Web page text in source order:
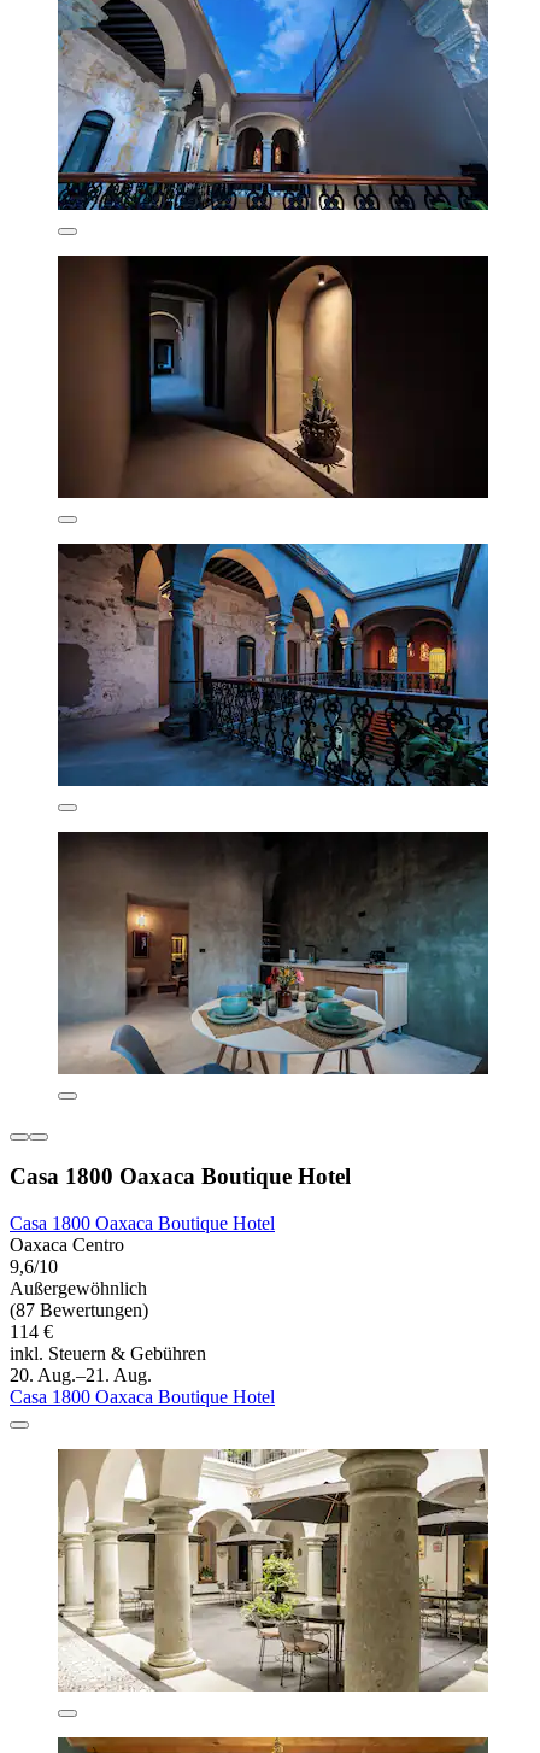
Casa 1800 Oaxaca Boutique Hotel
Casa 1800 Oaxaca Boutique Hotel
Oaxaca Centro
9,6/10
Außergewöhnlich
(87 Bewertungen)
114 €
inkl. Steuern & Gebühren
20. Aug.–21. Aug.
Casa 1800 Oaxaca Boutique Hotel